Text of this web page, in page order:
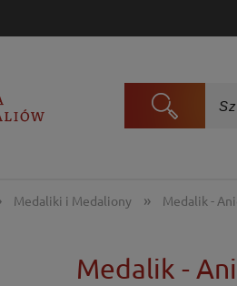
Medaliki i Medaliony » Medalik -
Medalik -